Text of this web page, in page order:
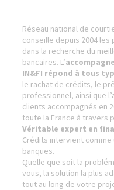
Réseau national de
conseille depuis 2004
dans la recherche du
bancaires. L’
IN&FI répond à tous
le rachat de crédits, le
professionnel, ainsi que
clients accompagnés en
toute la France à travers
Véritable expert en
Crédits intervient
banques.
Quelle que soit la
vous, la solution la plus
tout au long de votre